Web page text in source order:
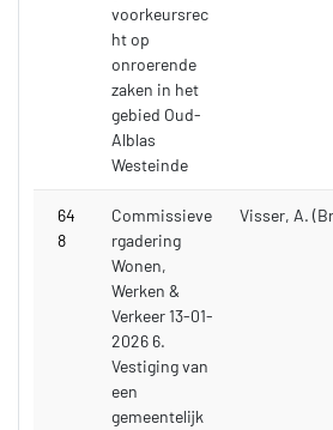
voorkeursrec
ht op
onroerende
zaken in het
gebied Oud-
Alblas
Westeinde
64
8
Commissieve
rgadering
Wonen,
Werken &
Verkeer 13-01-
2026 6.
Vestiging van
een
gemeentelijk
Visser, A.